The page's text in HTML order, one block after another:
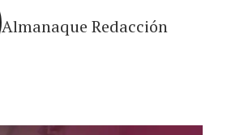
Almanaque Redacción